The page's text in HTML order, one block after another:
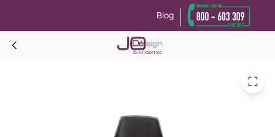
Blog
WIRE Sedia